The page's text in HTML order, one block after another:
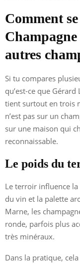
Comment
autres
Si tu compares
qu’est-ce que
tient surtout en trois
n’est pas sur un
sur une maison qui
reconnaissable.
Le poids du
Le terroir influence
du vin et la palette
Marne, les
ronde, parfois plus
très minéraux.
Dans la pratique,